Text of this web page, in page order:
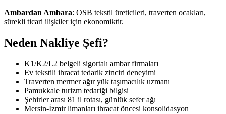
Ambardan Ambara: OSB tekstil üreticileri, traverten ocakları,
sürekli ticari ilişkiler için ekonomiktir.
Neden Nakliye Şefi?
K1/K2/L2 belgeli sigortalı ambar firmaları
Ev tekstili ihracat tedarik zinciri deneyimi
Traverten mermer ağır yük taşımacılık uzmanı
Pamukkale turizm tedariği bilgisi
Şehirler arası 81 il rotası, günlük sefer ağı
Mersin-İzmir limanları ihracat öncesi konsolidasyon